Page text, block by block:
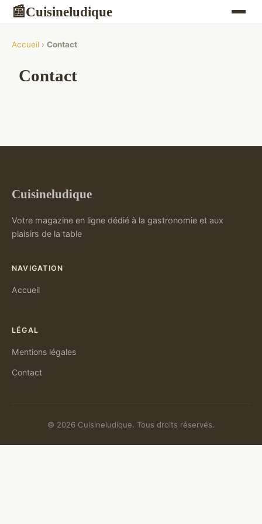
📰Cuisineludique
Accueil › Contact
Contact
Cuisineludique
Votre magazine en ligne dédié à la gastronomie et aux
plaisirs de la table
NAVIGATION
Accueil
LÉGAL
Mentions légales
Contact
© 2026 Cuisineludique. Tous droits réservés.